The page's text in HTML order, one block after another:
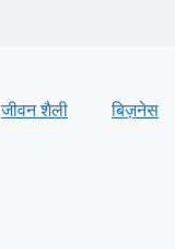
जीवन शैली बिज़नेस